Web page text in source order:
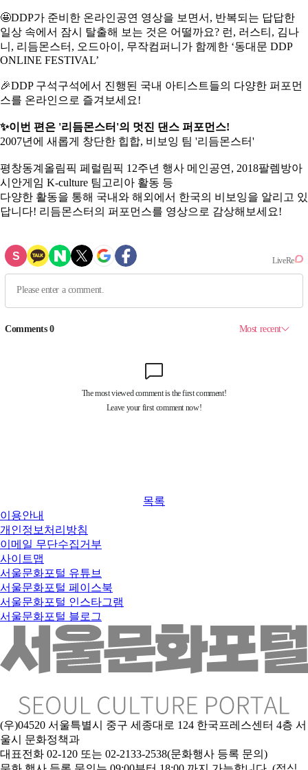
🤩DDP가 준비한 온라인공연 영상을 보면서, 반복되는 답답한
일상 속에서 잠시 탈출해 보는 것은 어떨까요? 런, 러스티, 김나
니, 리듬몬스터, 오드아이, 무작컴퍼니가 함께한 ‘동대문 DDP
ONLINE FESTIVAL’
🎉DDP 구석구석에서 진행된 국내 아티스트들의 다양한 퍼포먼
스를 온라인으로 즐겨보세요!
✨이번 편은 '리듬몬스터'의 멋진 댄스 퍼포먼스!
2007년에 새롭게 창단한 힙합, 비보잉 팀 '리듬몬스터'
평창동계올림픽 페럴림픽 12주년 행사 메인공연, 2018팔렘방아
시안게임 K-culture 팀고리아 활동 등
다양한 활동을 통해 국내와 해외에서 한국의 비보잉을 알리고 있
답니다! 리듬몬스터의 퍼포먼스를 영상으로 감상해보세요!
목록
이용안내
개인정보처리방침
이메일 무단수집거부
사이트맵
서울문화포털 유튜브
서울문화포털 페이스북
서울문화포털 인스타그램
서울문화포털 블로그
(우)04520 서울특별시 중구 세종대로 124 한국프레스센터 4층 서
울시 문화정책과
대표전화 02-120 또는 02-2133-2538(문화행사 등록 문의)